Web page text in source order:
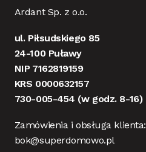
Ardant Sp. z o.o.
ul. Piłsudskiego 85
24-100 Puławy
NIP 7162819159
KRS 0000632157
730-005-454 (w godz. 8-16)
Zamówienia i obsługa klienta:
bok@superdomowo.pl